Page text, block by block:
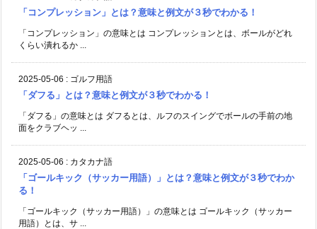
「コンプレッション」とは？意味と例文が３秒でわかる！
「コンプレッション」の意味とは コンプレッションとは、ボールがどれ
くらい潰れるか ...
2025-05-06 : ゴルフ用語
「ダフる」とは？意味と例文が３秒でわかる！
「ダフる」の意味とは ダフるとは、ルフのスイングでボールの手前の地
面をクラブヘッ ...
2025-05-06 : カタカナ語
「ゴールキック（サッカー用語）」とは？意味と例文が３秒でわか
る！
「ゴールキック（サッカー用語）」の意味とは ゴールキック（サッカー
用語）とは、サ ...